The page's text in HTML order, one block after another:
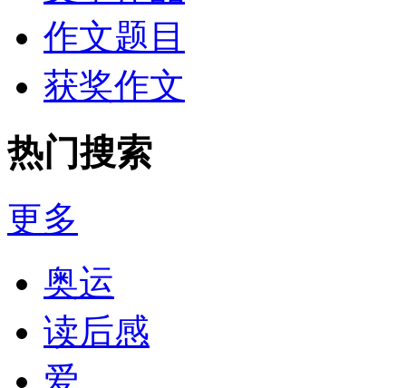
作文题目
获奖作文
热门搜索
更多
奥运
读后感
爱